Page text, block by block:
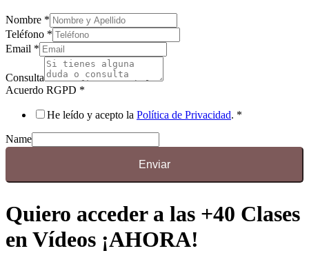
Nombre *
Teléfono *
Email *
Consulta
Acuerdo RGPD *
He leído y acepto la Política de Privacidad. *
Name
Enviar
Quiero acceder a las +40 Clases
en Vídeos ¡AHORA!